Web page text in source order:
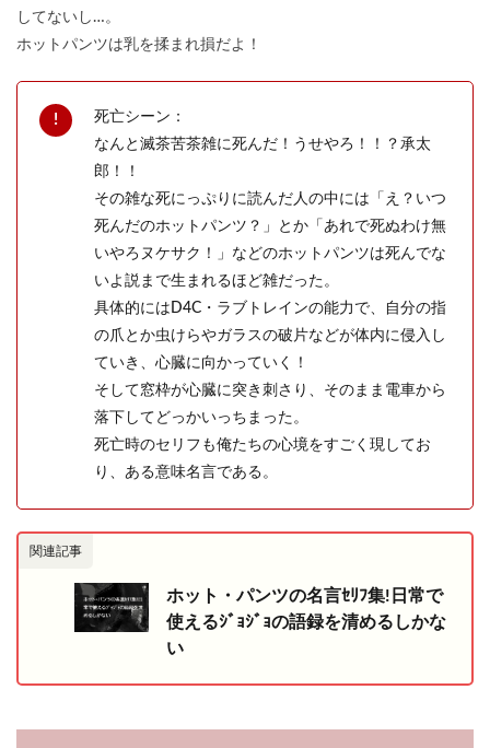
してないし…。
ホットパンツは乳を揉まれ損だよ！
死亡シーン：
なんと滅茶苦茶雑に死んだ！うせやろ！！？承太
郎！！
その雑な死にっぷりに読んだ人の中には「え？いつ
死んだのホットパンツ？」とか「あれで死ぬわけ無
いやろヌケサク！」などのホットパンツは死んでな
いよ説まで生まれるほど雑だった。
具体的にはD4C・ラブトレインの能力で、自分の指
の爪とか虫けらやガラスの破片などが体内に侵入し
ていき、心臓に向かっていく！
そして窓枠が心臓に突き刺さり、そのまま電車から
落下してどっかいっちまった。
死亡時のセリフも俺たちの心境をすごく現してお
り、ある意味名言である。
関連記事
ホット・パンツの名言ｾﾘﾌ集!日常で
使えるｼﾞｮｼﾞｮの語録を清めるしかな
い